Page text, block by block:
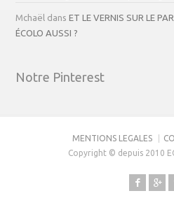
Mchaël dansET LE VERNIS SUR LE
ÉCOLO AUSSI ?
Notre Pinterest
MENTIONS LEGALES
Copyright © depuis 2010